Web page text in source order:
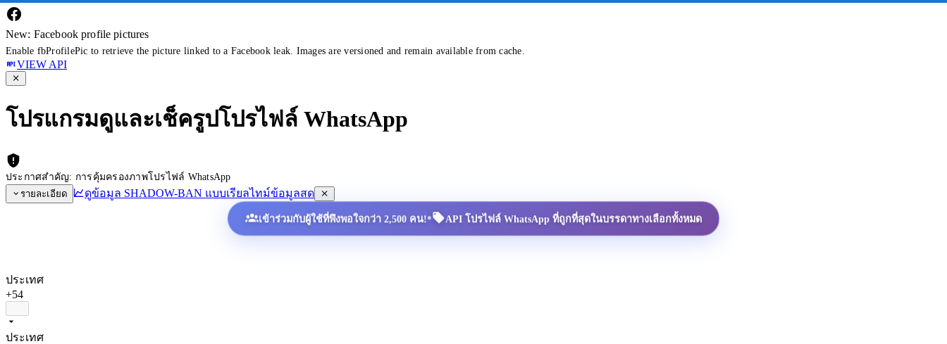
New: Facebook profile pictures
Enable fbProfilePic to retrieve the picture linked to a Facebook leak. Images are versioned and remain available from cache.
VIEW API
โปรแกรมดูและเช็ครูปโปรไฟล์ WhatsApp
ประกาศสำคัญ: การคุ้มครองภาพโปรไฟล์ WhatsApp
รายละเอียด
ดูข้อมูล SHADOW-BAN แบบเรียลไทม์ข้อมูลสด
เข้าร่วมกับผู้ใช้ที่พึงพอใจกว่า 2,500 คน!• API โปรไฟล์ WhatsApp ที่ถูกที่สุดในบรรดาทางเลือกทั้งหมด
ประเทศ
+54
ประเทศ